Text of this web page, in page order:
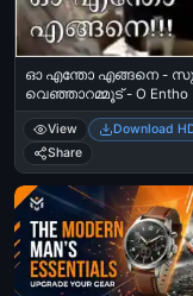
ഓ എന്തോ എങ്ങനെ -
വെഞ്ഞാറമ്മൂട് - O Entho
Suraj Venjarammood
View
Download
Share